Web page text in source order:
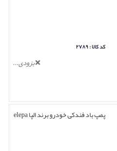
کد کالا : ۲۷۸۹
بزودی...
پمپ باد فندکی خودرو برند الپا elepa